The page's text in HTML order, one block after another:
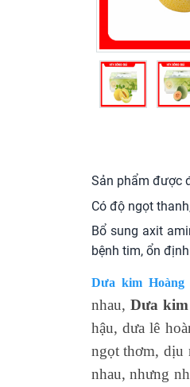
Sản phẩm được
Có độ ngọt
Bổ sung axit
bệnh tim, ổn
Dưa kim Hoàng
nhau, Dưa
hậu, dưa lê
ngọt thơm, dịu
nhau, nhưng